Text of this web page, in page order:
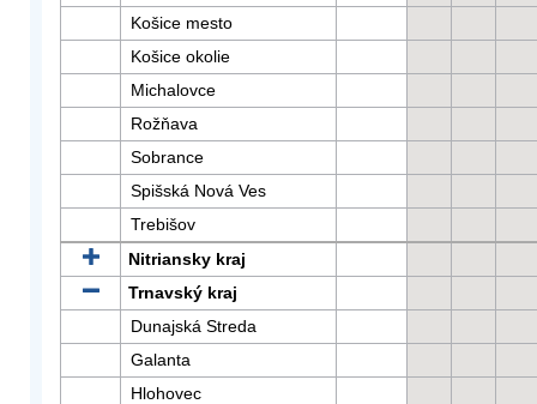
Košice mesto
Košice okolie
Michalovce
Rožňava
Sobrance
Spišská Nová Ves
Trebišov
Nitriansky kraj
Trnavský kraj
Dunajská Streda
Galanta
Hlohovec